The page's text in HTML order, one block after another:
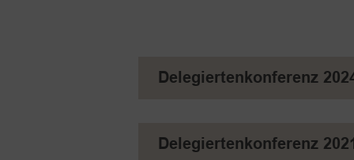
Delegiertenkonferenz
Delegiertenkonferenz